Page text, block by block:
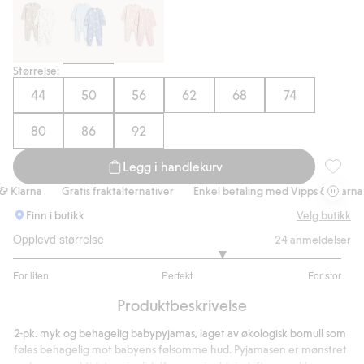
Størrelse:
44 50 56 62 68 74
80 86 92
Legg i handlekurv
2-pk.
Gratis fraktalternativer
Enkel betaling med Vipps & Klarna
Finn i butikk
Velg butikk
Opplevd størrelse
For liten Perfekt For stor
av
22
stemmer
24anmeldelser
Produktbeskrivelse
2-pk. myk og behagelig babypyjamas, laget av økologisk bomull som
føles behagelig mot babyens følsomme hud. Pyjamasen er mønstret